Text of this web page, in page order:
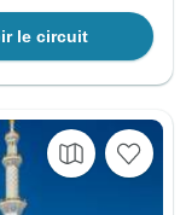
le circuit